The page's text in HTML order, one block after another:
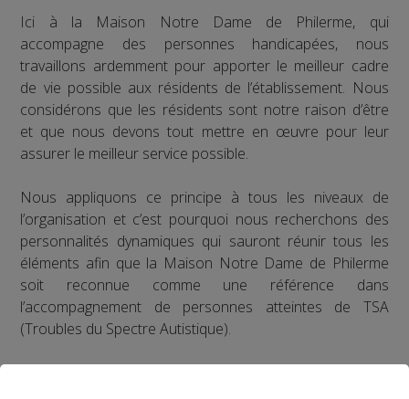
Ici à la Maison Notre Dame de Philerme, qui
accompagne des personnes handicapées, nous
travaillons ardemment pour apporter le meilleur cadre
de vie possible aux résidents de l’établissement. Nous
considérons que les résidents sont notre raison d’être
et que nous devons tout mettre en œuvre pour leur
assurer le meilleur service possible.
Nous appliquons ce principe à tous les niveaux de
l’organisation et c’est pourquoi nous recherchons des
personnalités dynamiques qui sauront réunir tous les
éléments afin que la Maison Notre Dame de Philerme
soit reconnue comme une référence dans
l’accompagnement de personnes atteintes de TSA
(Troubles du Spectre Autistique).